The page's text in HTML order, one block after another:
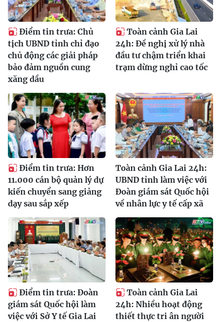
Điểm tin trưa: Chủ
tịch UBND tỉnh chỉ đạo
chủ động các giải pháp
bảo đảm nguồn cung
xăng dầu
Toàn cảnh Gia Lai
24h: Đề nghị xử lý nhà
đầu tư chậm triển khai
trạm dừng nghỉ cao tốc
Điểm tin trưa: Hơn
11.000 cán bộ quản lý dự
kiến chuyển sang giảng
dạy sau sắp xếp
Toàn cảnh Gia Lai 24h:
UBND tỉnh làm việc với
Đoàn giám sát Quốc hội
về nhân lực y tế cấp xã
Điểm tin trưa: Đoàn
giám sát Quốc hội làm
việc với Sở Y tế Gia Lai
Toàn cảnh Gia Lai
24h: Nhiều hoạt động
thiết thực tri ân người